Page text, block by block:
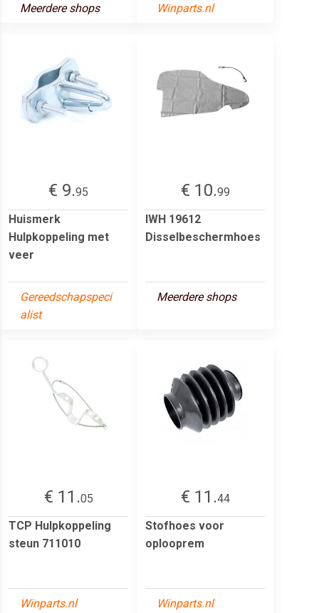
Meerdere shops Winparts.nl
€ 9.95
Huismerk
Hulpkoppeling met
veer
Gereedschapspeci
alist
€ 10.99
IWH 19612
Disselbeschermhoes
Meerdere shops
€ 11.05
TCP Hulpkoppeling
steun 711010
Winparts.nl
€ 11.44
Stofhoes voor
oplooprem
Winparts.nl